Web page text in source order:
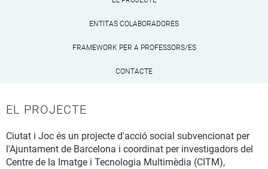
ENTITAS COLABORADORES
FRAMEWORK PER A PROFESSORS/ES
CONTACTE
EL PROJECTE
Ciutat i Joc és un projecte d'acció social subvencionat per
l'Ajuntament de Barcelona i coordinat per investigadors del
Centre de la Imatge i Tecnologia Multimèdia (CITM),